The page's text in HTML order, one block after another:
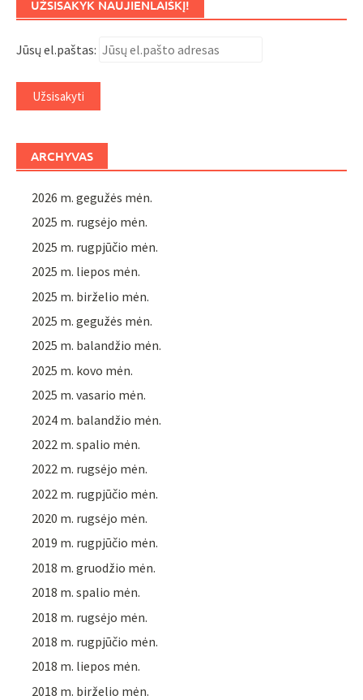
UŽSISAKYK NAUJIENLAIŠKĮ!
Jūsų el.paštas:
ARCHYVAS
2026 m. gegužės mėn.
2025 m. rugsėjo mėn.
2025 m. rugpjūčio mėn.
2025 m. liepos mėn.
2025 m. birželio mėn.
2025 m. gegužės mėn.
2025 m. balandžio mėn.
2025 m. kovo mėn.
2025 m. vasario mėn.
2024 m. balandžio mėn.
2022 m. spalio mėn.
2022 m. rugsėjo mėn.
2022 m. rugpjūčio mėn.
2020 m. rugsėjo mėn.
2019 m. rugpjūčio mėn.
2018 m. gruodžio mėn.
2018 m. spalio mėn.
2018 m. rugsėjo mėn.
2018 m. rugpjūčio mėn.
2018 m. liepos mėn.
2018 m. birželio mėn.